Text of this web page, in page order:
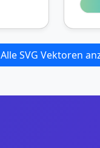
Alle SVG Vektoren